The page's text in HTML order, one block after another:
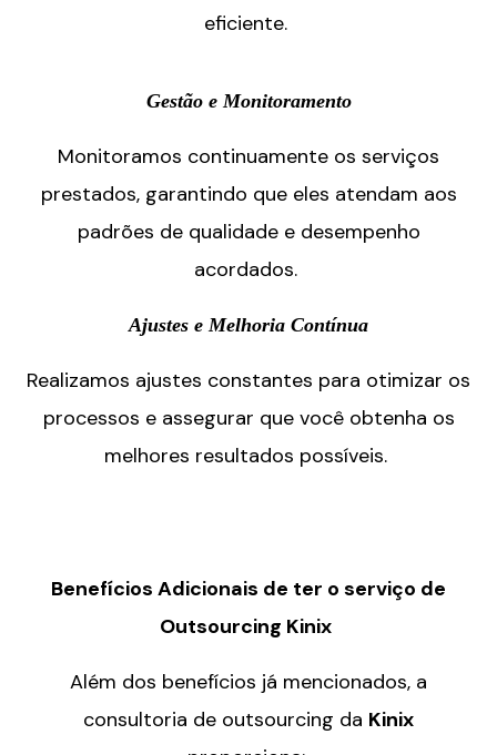
eficiente.
Gestão e Monitoramento
Monitoramos continuamente os serviços
prestados, garantindo que eles atendam aos
padrões de qualidade e desempenho
acordados.
Ajustes e Melhoria Contínua
Realizamos ajustes constantes para otimizar os
processos e assegurar que você obtenha os
melhores resultados possíveis.
Benefícios Adicionais de ter o serviço de
Outsourcing Kinix
Além dos benefícios já mencionados, a
consultoria de outsourcing da Kinix